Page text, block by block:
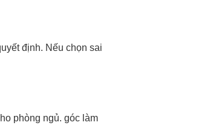
định. Nếu chọn sai
phòng ngủ. góc làm